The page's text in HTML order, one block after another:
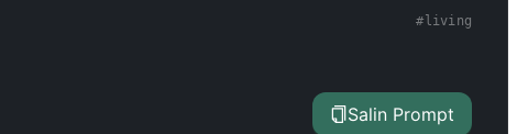
# living
Salin Prompt